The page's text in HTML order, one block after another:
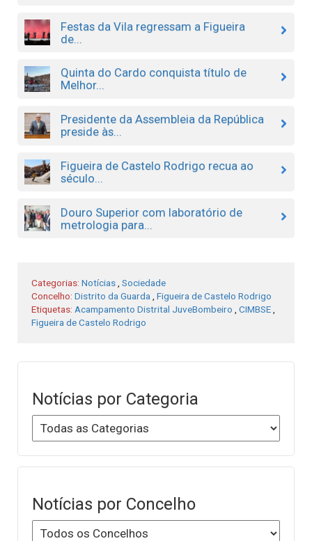
Festas da Vila regressam a Figueira
de...
Quinta do Cardo conquista título de
Melhor...
Presidente da Assembleia da República
preside às...
Figueira de Castelo Rodrigo recua ao
século...
Douro Superior com laboratório de
metrologia para...
Categorias: Notícias, Sociedade
Concelho: Distrito da Guarda, Figueira de Castelo Rodrigo
Etiquetas: Acampamento Distrital JuveBombeiro , CIMBSE,
Figueira de Castelo Rodrigo
Notícias por Categoria
Notícias por Concelho